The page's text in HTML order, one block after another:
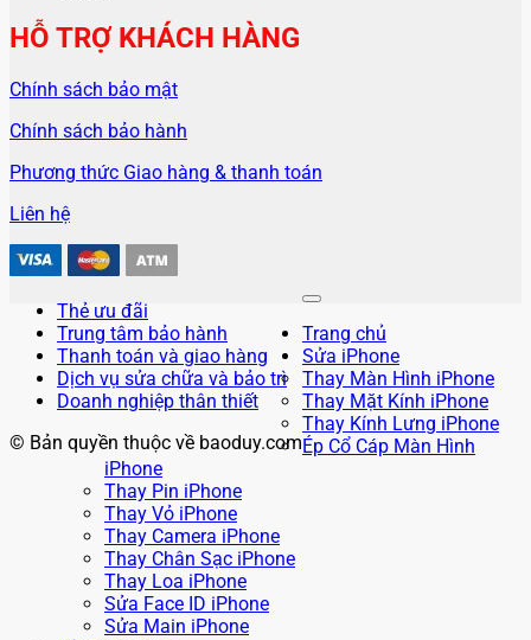
HỖ TRỢ KHÁCH HÀNG
Chính sách bảo mật
Chính sách bảo hành
Phương thức Giao hàng & thanh toán
Liên hệ
Thẻ ưu đãi
Trung tâm bảo hành
Thanh toán và giao hàng
Dịch vụ sửa chữa và bảo trì
Doanh nghiệp thân thiết
© Bản quyền thuộc về baoduy.com
Trang chủ
Sửa iPhone
Thay Màn Hình iPhone
Thay Mặt Kính iPhone
Thay Kính Lưng iPhone
Ép Cổ Cáp Màn Hình
iPhone
Thay Pin iPhone
Thay Vỏ iPhone
Thay Camera iPhone
Thay Chân Sạc iPhone
Thay Loa iPhone
Sửa Face ID iPhone
Sửa Main iPhone